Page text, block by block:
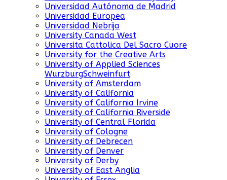
Universidad Autónoma de Madrid
Universidad Europea
Universidad Nebrija
University Canada West
Universita Cattolica Del Sacro Cuore
University for the Creative Arts
University of Applied Sciences
WurzburgSchweinfurt
University of Amsterdam
University of California
University of California Irvine
University of California Riverside
University of Central Florida
University of Cologne
University of Debrecen
University of Denver
University of Derby
University of East Anglia